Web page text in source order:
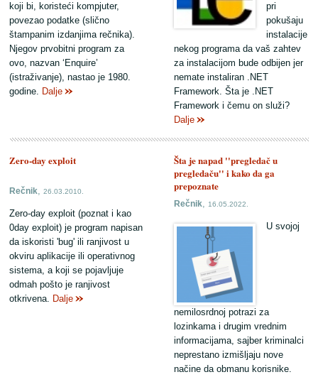
pri
pokušaju
instalacije
nekog programa da vaš zahtev
za instalacijom bude odbijen jer
nemate instaliran .NET
Framework. Šta je .NET
Framework i čemu on služi?
Dalje
koji bi, koristeći kompjuter,
povezao podatke (slično
štampanim izdanjima rečnika).
Njegov prvobitni program za
ovo, nazvan ‘Enquire’
(istraživanje), nastao je 1980.
godine. Dalje
Šta je napad ''pregledač u
pregledaču'' i kako da ga
prepoznate
Rečnik,16.05.2022.
U svojoj
nemilosrdnoj potrazi za
lozinkama i drugim vrednim
informacijama, sajber kriminalci
neprestano izmišljaju nove
načine da obmanu korisnike.
Zero-day exploit
Rečnik,26.03.2010.
Zero-day exploit (poznat i kao
0day exploit) je program napisan
da iskoristi 'bug' ili ranjivost u
okviru aplikacije ili operativnog
sistema, a koji se pojavljuje
odmah pošto je ranjivost
otkrivena. Dalje